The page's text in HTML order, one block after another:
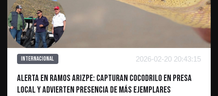
Internacional 2026-02-20 20:43:15
Alerta en Ramos Arizpe: Capturan cocodrilo en presa
local y advierten presencia de más ejemplares